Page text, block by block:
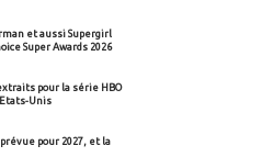
et aussi Supergirl
Super Awards 2026
pour la série HBO
Unis
pour 2027, et la